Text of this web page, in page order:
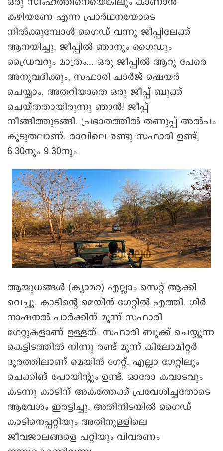
കഴിയണേ എന്ന പ്രാർഥനയോടെ
നിൽക്കുമ്പോൾ ഗൈഡ് വന്നു ജീപ്പിലേക്ക്
ആനയിച്ചു. ജീപ്പിൽ ഞാനും ഗൈഡും
ഡ്രൈവറും മാത്രം... ഒരു ജീപ്പിൽ ആറു പേരെ
അനുവദിക്കും, സഫാരി ചാർജ് ഷെയർ
ചെയ്യാം. അതറിയാതെ ഒരു ജീപ്പ് ബുക്ക്
ചെയ്തതായിരുന്നു ഞാൻ! ജീപ്പ്
നീങ്ങിത്തുടങ്ങി. പ്രഭാതത്തിൽ തണുപ്പ് അൽപം
കൂടുതലാണ്. രാവിലെ രണ്ടു സഫാരി ഉണ്ട്,
6.30നും 9.30നും.
ആയുധങ്ങൾ (ക്യാമറ) എല്ലാം സെറ്റ് ആക്കി
വെച്ചു. കാടിന്റെ മെയിൻ ഗേറ്റിൽ എത്തി. ഗിർ
നാഷനൽ പാർക്കിന് മൂന്ന് സഫാരി
ഗേറ്റുകളാണ് ഉള്ളത്. സഫാരി ബുക്ക്‌ ചെയ്യുന്ന
കെട്ടിടത്തിൽ നിന്നു രണ്ട് മൂന്ന് കിലോമീറ്റർ
ദൂരത്തിലാണ് മെയിൻ ഗേറ്റ്. എല്ലാ ഗേറ്റിലും
ചെക്കിങ് പോയിന്റും ഉണ്ട്. ഓരോ കവാടവും
കടന്നു കാടിന് അകത്തേക്ക് പ്രവേശിച്ചതോടെ
ആവേശം ഇരട്ടിച്ചു. അതിനിടയിൽ ഗൈഡ്
കാടിനെപ്പറ്റിയും അതിനുള്ളിലെ
ജീവജാലങ്ങളെ പറ്റിയും വിവരണം